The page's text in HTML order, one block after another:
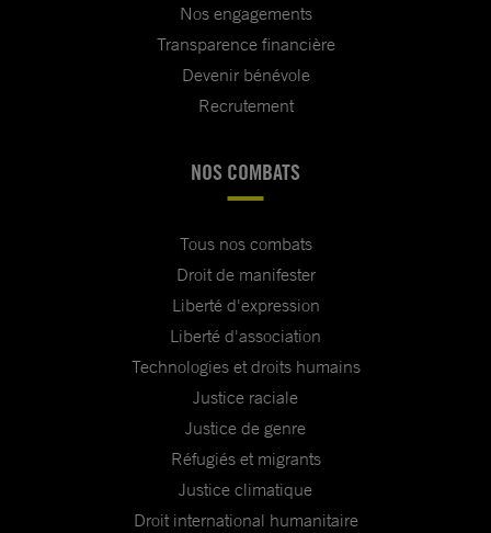
Nos engagements
Transparence financière
Devenir bénévole
Recrutement
NOS COMBATS
Tous nos combats
Droit de manifester
Liberté d'expression
Liberté d'association
Technologies et droits humains
Justice raciale
Justice de genre
Réfugiés et migrants
Justice climatique
Droit international humanitaire